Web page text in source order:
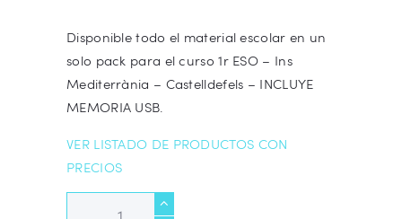
Disponible todo el material escolar en un
solo pack para el curso 1r ESO – Ins
Mediterrània – Castelldefels – INCLUYE
MEMORIA USB.
VER LISTADO DE PRODUCTOS CON
PRECIOS